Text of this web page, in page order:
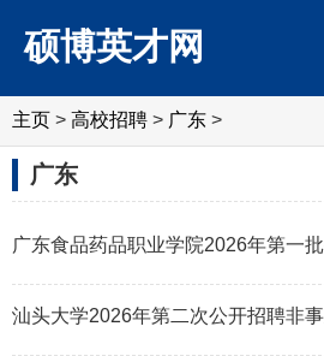
硕博英才网
主页 > 高校招聘 > 广东 >
广东
汕头大学2026年第二次公开招聘非